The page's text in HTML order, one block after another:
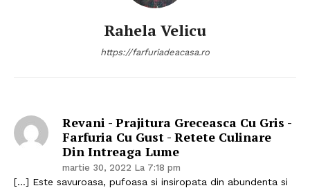
Rahela Velicu
https://farfuriadeacasa.ro
Revani - Prajitura Greceasca Cu Gris -
Farfuria Cu Gust - Retete Culinare
Din Intreaga Lume
martie 30, 2022 La 7:18 pm
[…] Este savuroasa, pufoasa si insiropata din abundenta si